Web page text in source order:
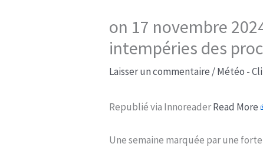
on 17 novembre
intempéries des
Laisser un commentaire /Météo -
Republié via InnoreaderRead More
Une semaine marquée par une